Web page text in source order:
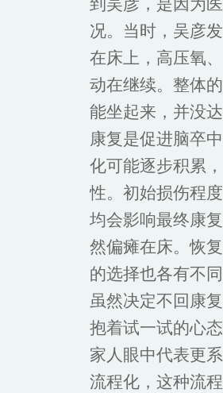
到吴彦，是因为
况。当时，吴彦
在床上，高压氧
动在继续。整体
能坐起来，并没
康复是促进脑卒
化可能逐步积累
性。初始损伤程
均会影响最终康
然偏瘫在床。恢
的选择也各有不
虽然决定不回康
抱着试一试的心
家人眼中代表更
流程化，这种流